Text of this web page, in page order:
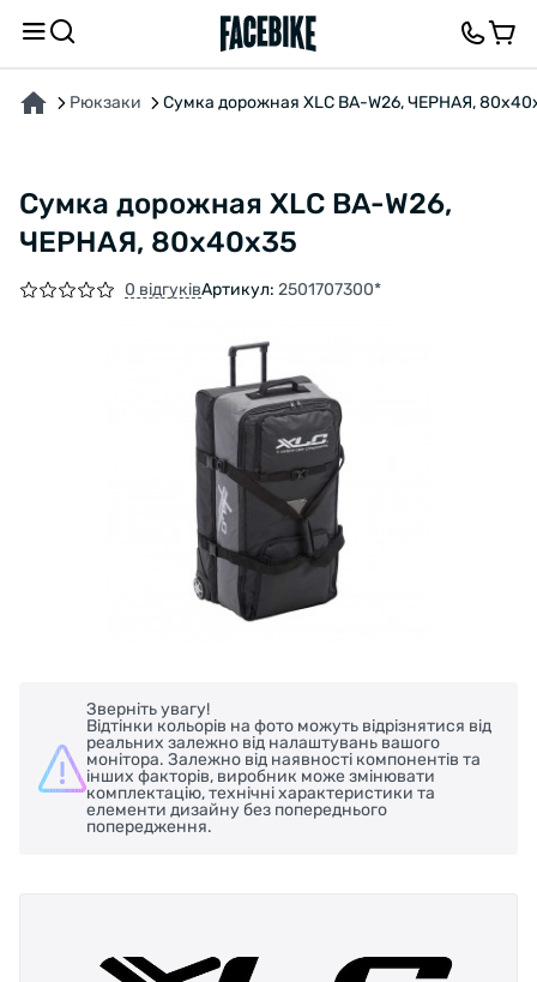
Рюкзаки Сумка дорожная XLC BA-W26, ЧЕРНАЯ,
Сумка дорожная XLC BA-W26,
ЧЕРНАЯ, 80x40x35
0 відгуківАртикул: 2501707300*
Зверніть увагу!
Відтінки кольорів на фото можуть відрізнятися від
реальних залежно від налаштувань вашого
монітора. Залежно від наявності компонентів та
інших факторів, виробник може змінювати
комплектацію, технічні характеристики та
елементи дизайну без попереднього
попередження.
ПРО ТОВАР ВІДГУКИ ТА ЗАПИТАННЯ